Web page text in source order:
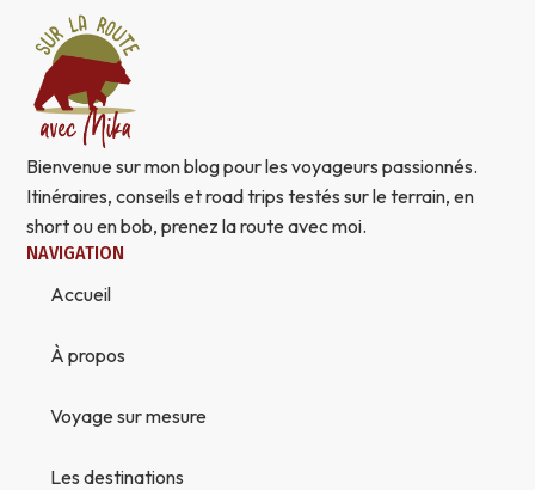
Bienvenue sur mon blog pour les voyageurs passionnés.
Itinéraires, conseils et road trips testés sur le terrain, en
short ou en bob, prenez la route avec moi.
NAVIGATION
Accueil
À propos
Voyage sur mesure
Les destinations